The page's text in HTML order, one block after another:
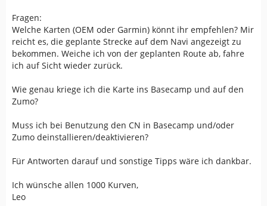
Fragen:
Welche Karten (OEM oder Garmin) könnt ihr empfehlen? Mir
reicht es, die geplante Strecke auf dem Navi angezeigt zu
bekommen. Weiche ich von der geplanten Route ab, fahre
ich auf Sicht wieder zurück.
Wie genau kriege ich die Karte ins Basecamp und auf den
Zumo?
Muss ich bei Benutzung den CN in Basecamp und/oder
Zumo deinstallieren/deaktivieren?
Für Antworten darauf und sonstige Tipps wäre ich dankbar.
Ich wünsche allen 1000 Kurven,
Leo